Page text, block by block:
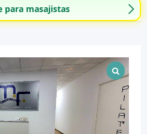
masajistas